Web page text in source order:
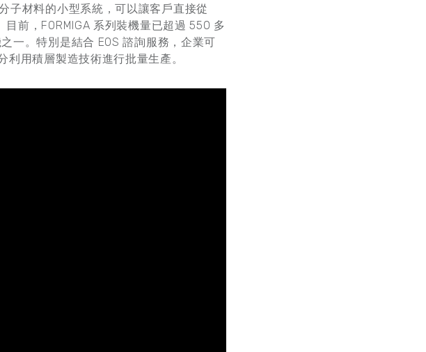
子材料的小型系統，可以讓客戶直接從
前，FORMIGA 系列裝機量已超過 550 多
一。特別是結合 EOS 諮詢服務，企業可
利用積層製造技術進行批量生產。